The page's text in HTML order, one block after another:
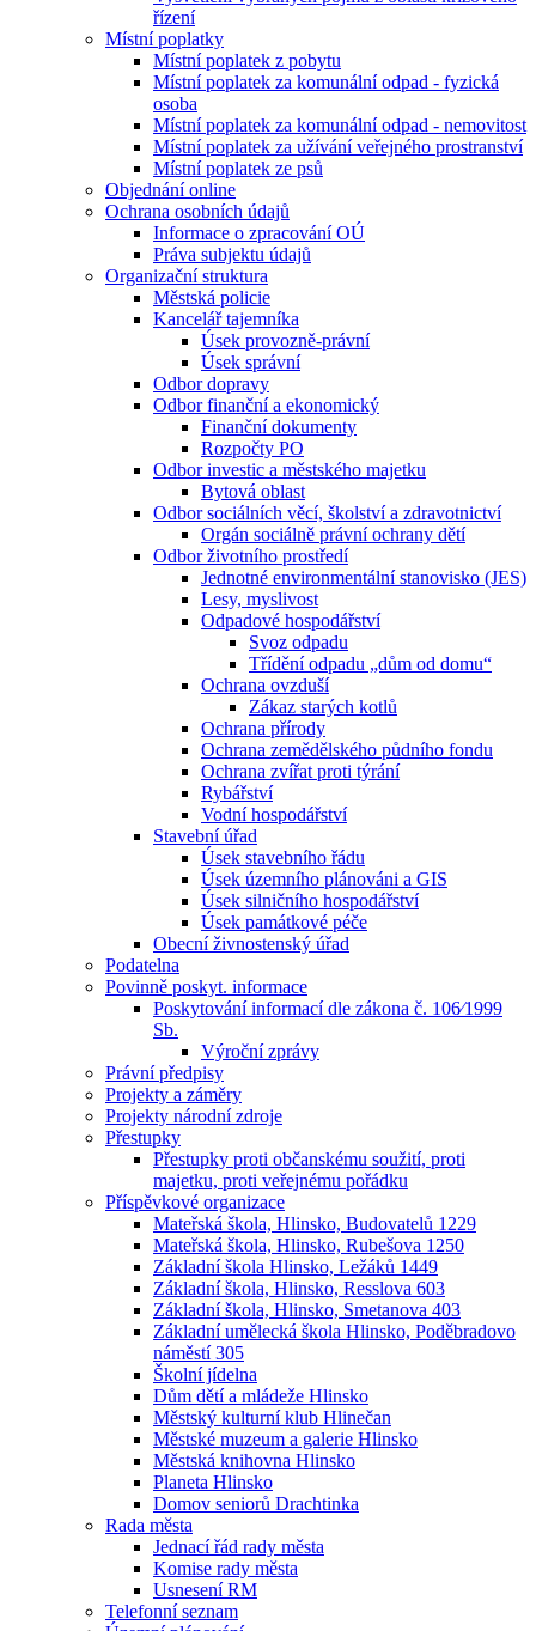
řízení
Místní poplatky
Místní poplatek z pobytu
Místní poplatek za komunální odpad - fyzická
osoba
Místní poplatek za komunální odpad - nemovitost
Místní poplatek za užívání veřejného prostranství
Místní poplatek ze psů
Objednání online
Ochrana osobních údajů
Informace o zpracování OÚ
Práva subjektu údajů
Organizační struktura
Městská policie
Kancelář tajemníka
Úsek provozně-právní
Úsek správní
Odbor dopravy
Odbor finanční a ekonomický
Finanční dokumenty
Rozpočty PO
Odbor investic a městského majetku
Bytová oblast
Odbor sociálních věcí, školství a zdravotnictví
Orgán sociálně právní ochrany dětí
Odbor životního prostředí
Jednotné environmentální stanovisko (JES)
Lesy, myslivost
Odpadové hospodářství
Svoz odpadu
Třídění odpadu „dům od domu“
Ochrana ovzduší
Zákaz starých kotlů
Ochrana přírody
Ochrana zemědělského půdního fondu
Ochrana zvířat proti týrání
Rybářství
Vodní hospodářství
Stavební úřad
Úsek stavebního řádu
Úsek územního plánováni a GIS
Úsek silničního hospodářství
Úsek památkové péče
Obecní živnostenský úřad
Podatelna
Povinně poskyt. informace
Poskytování informací dle zákona č. 106⁄1999
Sb.
Výroční zprávy
Právní předpisy
Projekty a záměry
Projekty národní zdroje
Přestupky
Přestupky proti občanskému soužití, proti
majetku, proti veřejnému pořádku
Příspěvkové organizace
Mateřská škola, Hlinsko, Budovatelů 1229
Mateřská škola, Hlinsko, Rubešova 1250
Základní škola Hlinsko, Ležáků 1449
Základní škola, Hlinsko, Resslova 603
Základní škola, Hlinsko, Smetanova 403
Základní umělecká škola Hlinsko, Poděbradovo
náměstí 305
Školní jídelna
Dům dětí a mládeže Hlinsko
Městský kulturní klub Hlinečan
Městské muzeum a galerie Hlinsko
Městská knihovna Hlinsko
Planeta Hlinsko
Domov seniorů Drachtinka
Rada města
Jednací řád rady města
Komise rady města
Usnesení RM
Telefonní seznam